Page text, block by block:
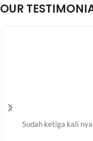
OUR
Sudah ketiga kali